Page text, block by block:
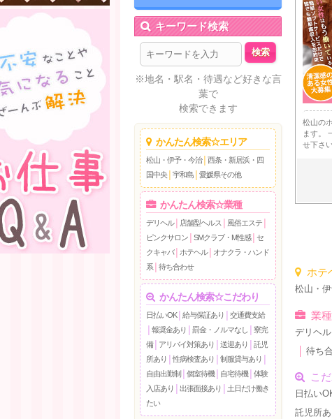
キーワード検索
※地名・駅名・待遇など好きな言
葉で
検索できます
かんたん検索☆エリア
松山・伊予・今治
西条・新居浜・四
国中央
宇和島 愛媛県その他
かんたん検索☆業種
デリヘル 店舗型ヘルス 風俗エステ
ピンクサロン
SMクラブ・M性感
セ
クキャバ
ホテヘル
オナクラ・ハンド
系
待ち合わせ
かんたん検索☆こだわり
日払いOK 給与保証あり
交通費支給
報奨金あり 罰金・ノルマなし
寮完
備
アリバイ対策あり 送迎あり
託児
所あり
性病検査あり 制服貸与あり
自由出勤制
個室待機 自宅待機
体験
入店あり
出張面接あり
土日だけ働き
たい
松山の
ます。
せ下さ
ホテ
松山・
業
デリヘル
待ち
こ
日払い
託児所あ